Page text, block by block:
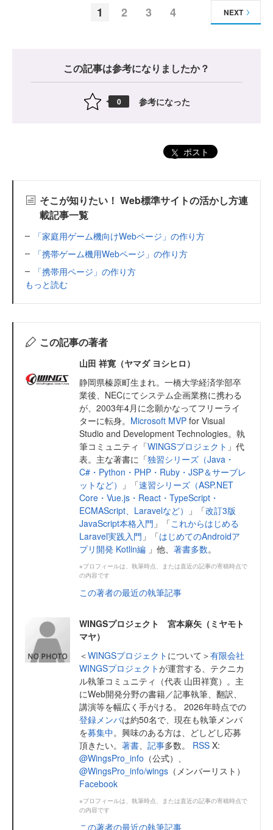
1 2 3 4 NEXT
この記事は参考になりましたか？
0 参考になった
ポスト
そこが知りたい！ Web標準サイトの活かし方連
載記事一覧
「家庭用ゲーム機向けWebページ」の作り方
「携帯ゲーム機用Webページ」の作り方
「携帯用ページ」の作り方
もっと読む
この記事の著者
山田 祥寛（ヤマダ ヨシヒロ）
静岡県榛原町生まれ。一橋大学経済学部卒
業後、NECにてシステム企画業務に携わる
が、2003年4月に念願かなってフリーライ
ターに転身。 Microsoft MVP for Visual
Studio and Development Technologies。執
筆コミュニティ「WINGSプロジェクト 」代
表。主な著書に「独習シリーズ（Java・
C#・Python・PHP・Ruby・JSP＆サーブレ
ットなど）
」「速習シリーズ（ASP.NET
Core・Vue.js・React・TypeScript・
ECMAScript、Laravelなど）
」「改訂3版
JavaScript本格入門 」「これからはじめる
Laravel実践入門 」「はじめてのAndroidア
プリ開発 Kotlin編 」他、 著書多数。
※プロフィールは、執筆時点、または直近の記事の寄稿時点で
の内容です
この著者の最近の執筆記事
WINGSプロジェクト 宮本麻矢（ミヤモト
マヤ）
＜WINGSプロジェクト について＞有限会社
WINGSプロジェクトが運営する、テクニカ
ル執筆コミュニティ（代表 山田祥寛）。主
にWeb開発分野の書籍／記事執筆、翻訳、
講演等を幅広く手がける。 2026年時点での
登録メンバは約50名で、現在も執筆メンバ
を募集中。興味のある方は、どしどし応募
頂きたい。 著書 記事多数。 RSS X:
@WingsPro_info （公式）、
@WingsPro_info/wings （メンバーリスト）
Facebook
※プロフィールは、執筆時点、または直近の記事の寄稿時点で
の内容です
この著者の最近の執筆記事